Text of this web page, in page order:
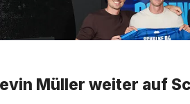
Müller weiter auf